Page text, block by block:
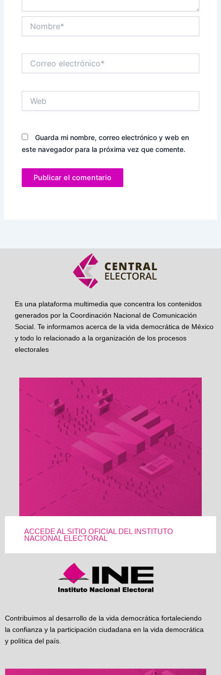
electrónico*
Guarda mi nombre, correo electrónico y web en
este navegador para la próxima vez que comente.
Es una plataforma multimedia que concentra los contenidos
generados por la Coordinación Nacional de Comunicación
Social. Te informamos acerca de la vida democrática de México
y todo lo relacionado a la organización de los procesos
electorales
ACCEDE AL SITIO OFICIAL DEL INSTITUTO
NACIONAL ELECTORAL
Contribuimos al desarrollo de la vida democrática fortaleciendo
la confianza y la participación ciudadana en la vida democrática
y política del país.